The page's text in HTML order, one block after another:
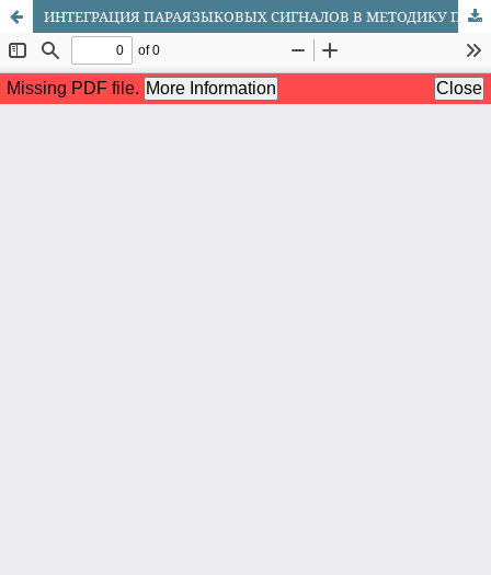
ИНТЕГРАЦИЯ ПАРАЯЗЫКОВЫХ СИГНАЛОВ В МЕТОДИКУ ПРЕПОДАВАНИЯ ФРАНЦУЗСКОГО ЯЗЫКА В НАЧАЛЬНОЙ ШКОЛЕ